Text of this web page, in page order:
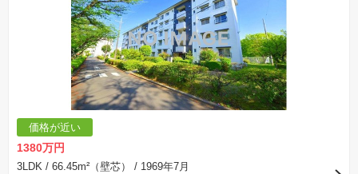
負会社によるもので、当該建築請負会社以外で建てた場合、同様のものが同価格で建てられる
とは限りません。また建築請負会社を特定するものではありません。
※建築条件付き土地とは、その土地に建築する建物の建築請負契約が、一定期間内に成立する
ことを条件として売買される土地のことをいいます。建築請負契約成立に向けて設計プランを
協議するため、土地購入者が自己の希望する建物の設計協議をするために必要な相当の期間の
交渉期間が設定され、その期間内で希望を満たすプランが実現できたかどうかにより結論を出
します。なお、この期間は概ね3ヶ月程度とされています。納得のいくプランが出来ず、建築請
負契約が成立しない場合、土地売買契約は白紙に戻り、土地契約にかかった代金（土地代金、
手付金など）は名目のいかんに関わらず、全て返却されます。
※課税対象物件の「価格」や「費用等」は消費税込みの「総額表示」で統一しています。
※「本体価格」とは、課税対象物件においては「消費税を除いた建物価格」と「土地価格」の
合計額を指します。
表示されておりません。
※取引にかかる費用：物件の契約手続き、決済、引き渡し時にかかる費用を表示しています。
価格が近い
1380万円
3LDK / 66.45m²（壁芯）
/ 1969年7月